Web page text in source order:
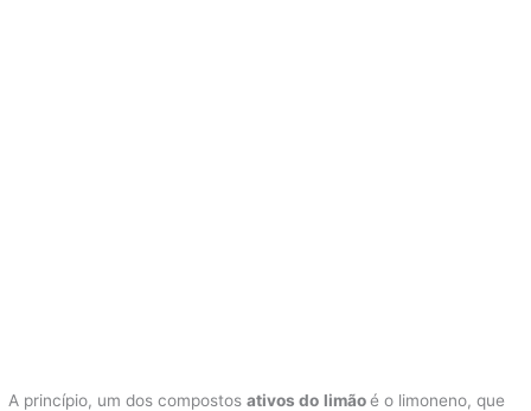
A princípio, um dos compostosativos do limãoé o limoneno, que